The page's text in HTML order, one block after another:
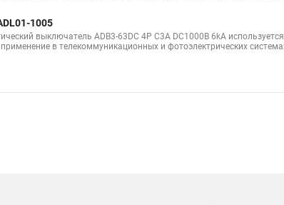
1005
выключатель ADB3-63DC 4P C3A DC1000В 6kA
в телекоммуникационных и фотоэлектрических